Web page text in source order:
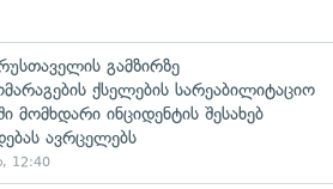
გამზირზე
ქსელების სარეაბილიტაციო
მომხდარი ინციდენტის შესახებ
ავრცელებს
12:40